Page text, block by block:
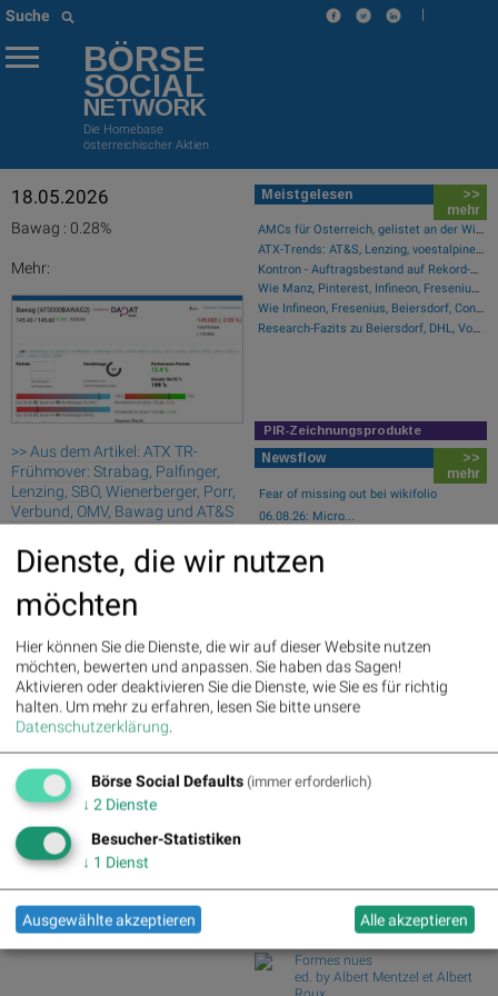
Suche |
BÖRSE
SOCIAL
NETWORK
Die Homebase
österreichischer Aktien
18.05.2026
Bawag : 0.28%
Mehr:
>> Aus dem Artikel: ATX TR-
Frühmover: Strabag, Palfinger,
Lenzing, SBO, Wienerberger, Porr,
Verbund, OMV, Bawag und AT&S
Deutsche Telekom : 5.63%
Details
Henkel : 3.89%
Zalando : 2.86%
» Details
Fresenius : 1.71%» Details
Hochtief : -0.71%» Details
Rheinmetall : -0.85%» Details
Siemens : -5.11%» Details
Siemens Energy : -1.19%»
Details
Scout24 : -6.12%» Details
Meistgelesen
>>
mehr
AMCs für Österreich, gelistet an der Wiener Börse
ATX-Trends: AT&S, Lenzing, voestalpine ...
Kontron - Auftragsbestand auf Rekord-Niveau
Wie Manz, Pinterest, Infineon, Fresenius, Glencore und Lenzing für Gesprächsstoff sorgten
Wie Infineon, Fresenius, Beiersdorf, Continental, Deutsche Post und Bayer für Gesprächsstoff im DAX sorgten
Research-Fazits zu Beiersdorf, DHL, Vonovia, Hensoldt ...
PIR-Zeichnungsprodukte
Newsflow
>>
mehr
Fear of missing out bei wikifolio
06.08.26: Micro...
mit Szew...
in Tschec...
Upgrade für Erste Group-Aktie
DAX-Frühmover: Scout24, Deutsche
Telekom, Siemens...
Börse Social Club Board
>>
Books
Coast
Formes nues
ed. by Albert Mentzel et Albert
Dienste, die wir nutzen
möchten
Hier können Sie die Dienste, die wir auf dieser Website nutzen
möchten, bewerten und anpassen. Sie haben das Sagen!
Aktivieren oder deaktivieren Sie die Dienste, wie Sie es für richtig
halten. Um mehr zu erfahren, lesen Sie bitte unsere
Datenschutzerklärung.
Börse Social Defaults (immer erforderlich)
↓ 2 Dienste
Besucher-Statistiken
↓ 1 Dienst
Ausgewählte akzeptieren Alle akzeptieren